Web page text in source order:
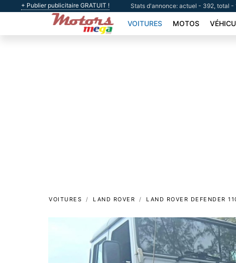
+ Publier publicitaire GRATUIT ! Stats d'annonce: actuel - 392, total -
VOITURES MOTOS
VOITURES LAND ROVER LAND ROVER DEFENDER